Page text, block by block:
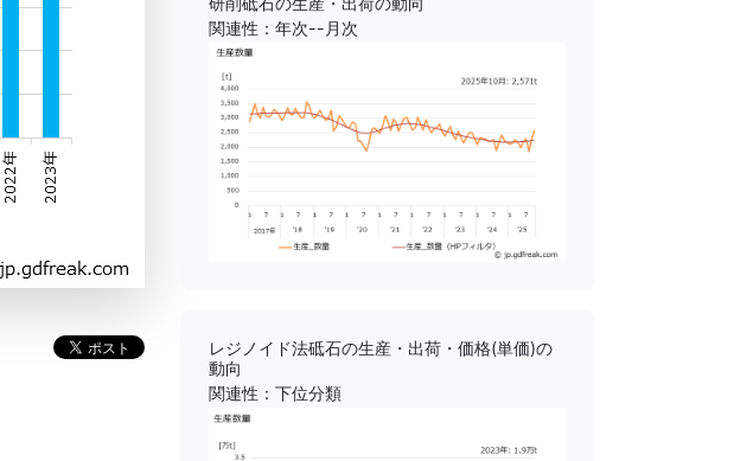
関連性：年次--月次
レジノイド法砥石の生産・出荷・価格(単価)の
動向
関連性：下位分類